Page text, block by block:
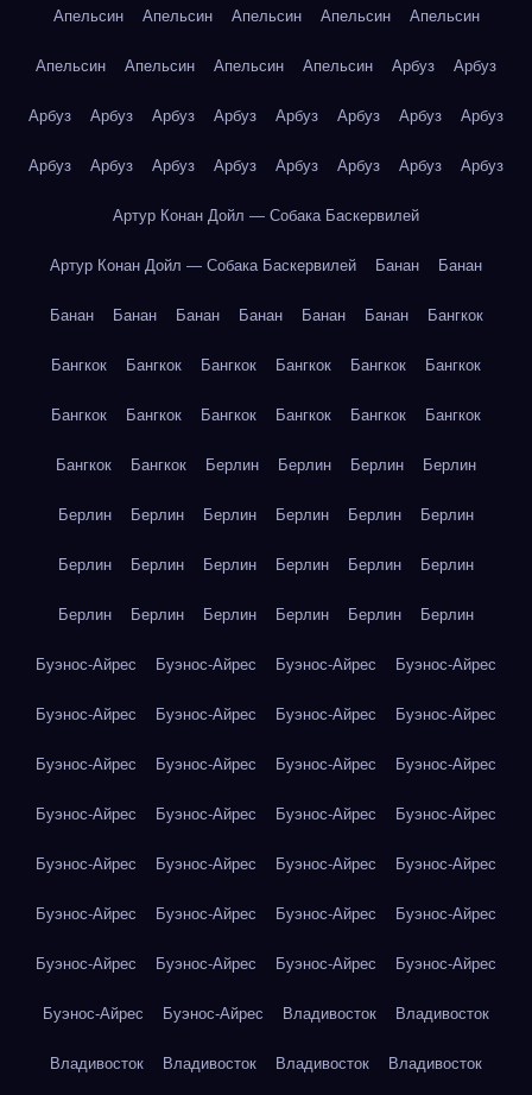
Апельсин Апельсин Апельсин Апельсин Апельсин
Апельсин Апельсин Апельсин Апельсин Арбуз Арбуз
Арбуз Арбуз Арбуз Арбуз Арбуз Арбуз Арбуз Арбуз
Арбуз Арбуз Арбуз Арбуз Арбуз Арбуз Арбуз Арбуз
Артур Конан Дойл — Собака Баскервилей
Артур Конан Дойл — Собака Баскервилей Банан Банан
Банан Банан Банан Банан Банан Банан Бангкок
Бангкок Бангкок Бангкок Бангкок Бангкок Бангкок
Бангкок Бангкок Бангкок Бангкок Бангкок Бангкок
Бангкок Бангкок Берлин Берлин Берлин Берлин
Берлин Берлин Берлин Берлин Берлин Берлин
Берлин Берлин Берлин Берлин Берлин Берлин
Берлин Берлин Берлин Берлин Берлин Берлин
Буэнос-Айрес Буэнос-Айрес Буэнос-Айрес Буэнос-Айрес
Буэнос-Айрес Буэнос-Айрес Буэнос-Айрес Буэнос-Айрес
Буэнос-Айрес Буэнос-Айрес Буэнос-Айрес Буэнос-Айрес
Буэнос-Айрес Буэнос-Айрес Буэнос-Айрес Буэнос-Айрес
Буэнос-Айрес Буэнос-Айрес Буэнос-Айрес Буэнос-Айрес
Буэнос-Айрес Буэнос-Айрес Буэнос-Айрес Буэнос-Айрес
Буэнос-Айрес Буэнос-Айрес Буэнос-Айрес Буэнос-Айрес
Буэнос-Айрес Буэнос-Айрес Владивосток Владивосток
Владивосток Владивосток Владивосток Владивосток